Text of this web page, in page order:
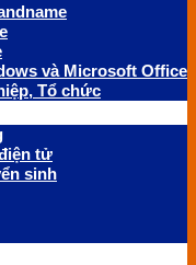
và Microsoft Office
Tổ chức
tử
sinh